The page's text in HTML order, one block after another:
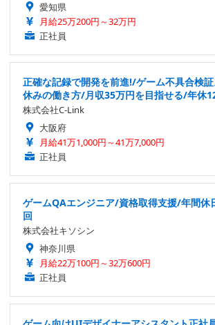
愛知県
月給25万200円～32万円
正社員
正確な記録で開発を前進!/ゲーム不具合検
休みの働き方/月収35万円を目指せる/年休
株式会社C-Link
大阪府
月給41万1,000円～41万7,000円
正社員
ゲームQAエンジニア/資格取得支援/年間休
回
株式会社キソシン
神奈川県
月給22万100円～32万600円
正社員